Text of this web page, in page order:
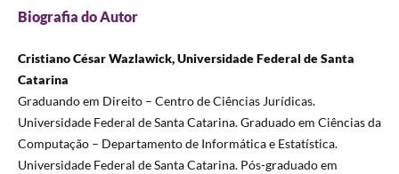
Biografia do Autor
Cristiano César Wazlawick, Universidade Federal de Santa
Catarina
Graduando em Direito – Centro de Ciências Jurídicas.
Universidade Federal de Santa Catarina. Graduado em Ciências da
Computação – Departamento de Informática e Estatística.
Universidade Federal de Santa Catarina. Pós-graduado em